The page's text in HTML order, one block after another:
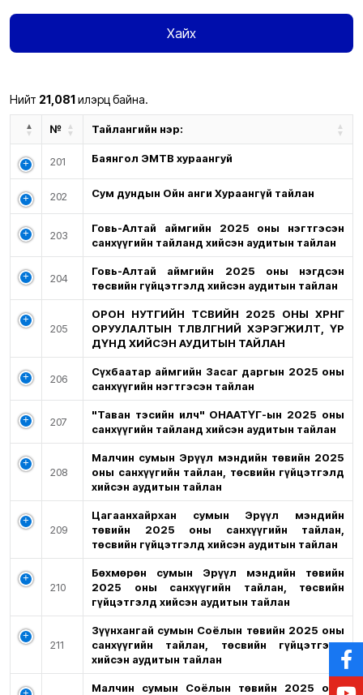
Хайх
Нийт 21,081илэрц байна.
№ Тайлангийн нэр:
201 Баянгол ЭМТӨВ хураангуй
202 Сум дундын Ойн анги Хураангүй тайлан
203
Говь-Алтай аймгийн 2025 оны нэгтгэсэн
санхүүгийн тайланд хийсэн аудитын тайлан
204
Говь-Алтай аймгийн 2025 оны нэгдсэн
төсвийн гүйцэтгэлд хийсэн аудитын тайлан
205
ОРОН НУТГИЙН ТӨСВИЙН 2025 ОНЫ ХӨРӨНГӨ
ОРУУЛАЛТЫН ТӨЛӨВЛӨГӨӨНИЙ ХЭРЭГЖИЛТ, ҮР
ДҮНД ХИЙСЭН АУДИТЫН ТАЙЛАН
206
Сүхбаатар аймгийн Засаг даргын 2025 оны
санхүүгийн нэгтгэсэн тайлан
207
"Таван тэсийн илч" ОНӨААТҮГ-ын 2025 оны
санхүүгийн тайланд хийсэн аудитын тайлан
208
Малчин сумын Эрүүл мэндийн төвийн 2025
оны санхүүгийн тайлан, төсвийн гүйцэтгэлд
хийсэн аудитын тайлан
209
Цагаанхайрхан сумын Эрүүл мэндийн
төвийн 2025 оны санхүүгийн тайлан,
төсвийн гүйцэтгэлд хийсэн аудитын тайлан
210
Бөхмөрөн сумын Эрүүл мэндийн төвийн
2025 оны санхүүгийн тайлан, төсвийн
гүйцэтгэлд хийсэн аудитын тайлан
211
Зүүнхангай сумын Соёлын төвийн 2025 оны
санхүүгийн тайлан, төсвийн гүйцэтгэлд
хийсэн аудитын тайлан
Малчин сумын Соёлын төвийн 2025 оны